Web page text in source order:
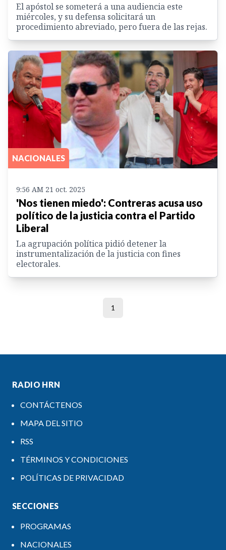
El apóstol se someterá a una audiencia este
miércoles, y su defensa solicitará un
procedimiento abreviado, pero fuera de las rejas.
NACIONALES
9:56 AM 21 oct. 2025
'Nos tienen miedo': Contreras acusa uso
político de la justicia contra el Partido
Liberal
La agrupación política pidió detener la
instrumentalización de la justicia con fines
electorales.
1
RADIO HRN
CONTÁCTENOS
MAPA DEL SITIO
RSS
TÉRMINOS Y CONDICIONES
POLÍTICAS DE PRIVACIDAD
SECCIONES
PROGRAMAS
NACIONALES